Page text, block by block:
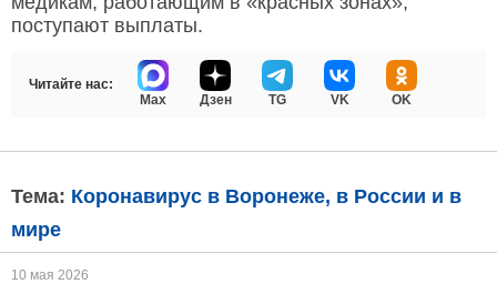
поступают выплаты.
Читайте нас:
Max
Дзен TG VK OK
Тема: Коронавирус в Воронеже, в России и в
мире
10 мая 2026